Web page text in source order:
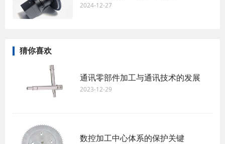
2024-12-27
猜你喜欢
通讯零部件加工与通讯技术的发展
2023-12-29
数控加工中心体系的保护关键